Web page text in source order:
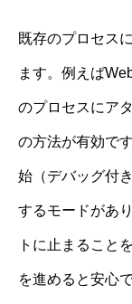
既存のプロセス
ます。例えば
のプロセスにア
の方法が有効で
始（デバッグ付
するモードがあ
トに止まること
を進めると安心で